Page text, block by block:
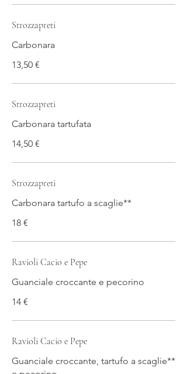
Strozzapreti
Carbonara
13,50 €
Strozzapreti
Carbonara tartufata
14,50 €
Strozzapreti
Carbonara tartufo a scaglie**
18 €
Ravioli Cacio e Pepe
Guanciale croccante e pecorino
14 €
Ravioli Cacio e Pepe
Guanciale croccante, tartufo a scaglie**